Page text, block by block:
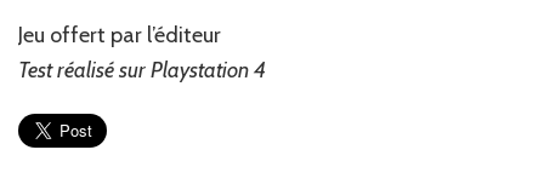
Jeu offert par l’éditeur
Test réalisé sur Playstation 4